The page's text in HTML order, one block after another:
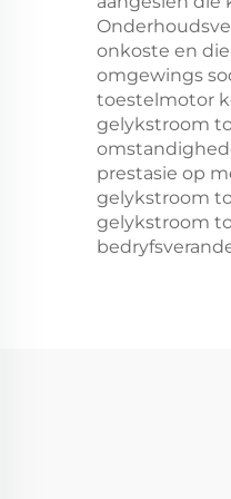
onkoste en
omgewings
toestelmotor
gelykstroom
prestasie op
gelykstroom
gelykstroom